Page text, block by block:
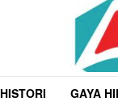
HISTORI GAYA